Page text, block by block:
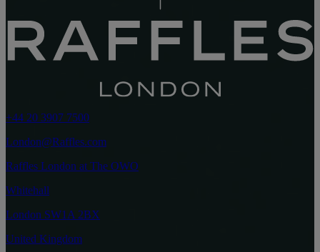
+44 20 3907 7500
London@Raffles.com
Raffles London at The OWO
Whitehall
London SW1A 2BX
United Kingdom